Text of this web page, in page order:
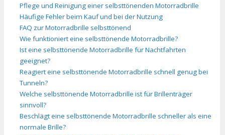
Pflege und Reinigung einer selbsttönenden Motorradbrille
Häufige Fehler beim Kauf und bei der Nutzung
FAQ zur Motorradbrille selbsttönend
Wie funktioniert eine selbsttönende Motorradbrille?
Ist eine selbsttönende Motorradbrille für Nachtfahrten
geeignet?
Reagiert eine selbsttönende Motorradbrille schnell genug bei
Tunneln?
Welche selbsttönende Motorradbrille ist für Brillenträger
sinnvoll?
Beschlägt eine selbsttönende Motorradbrille schneller als eine
normale Brille?